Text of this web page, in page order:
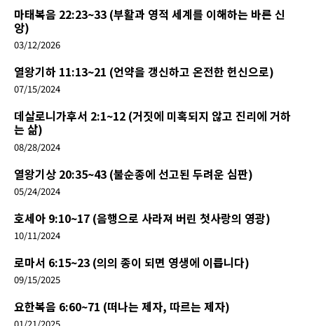
마태복음 22:23~33 (부활과 영적 세계를 이해하는 바른 신
앙)
03/12/2026
열왕기하 11:13~21 (언약을 갱신하고 온전한 헌신으로)
07/15/2024
데살로니가후서 2:1~12 (거짓에 미혹되지 않고 진리에 거하
는 삶)
08/28/2024
열왕기상 20:35~43 (불순종에 선고된 두려운 심판)
05/24/2024
호세아 9:10~17 (음행으로 사라져 버린 첫사랑의 영광)
10/11/2024
로마서 6:15~23 (의의 종이 되면 영생에 이릅니다)
09/15/2025
요한복음 6:60~71 (떠나는 제자, 따르는 제자)